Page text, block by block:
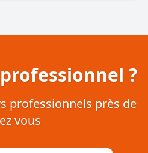
?
professionnels près de
vous